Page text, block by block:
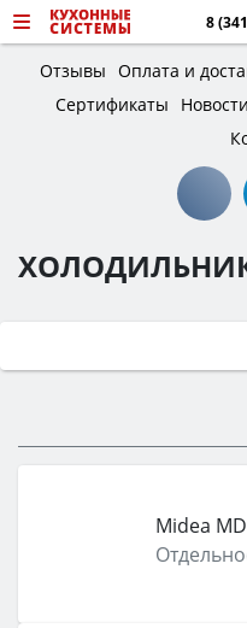
8
Отзывы Оплата и
Сертификаты
Новости
Midea